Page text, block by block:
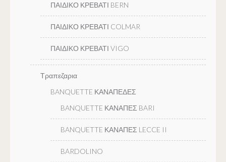
ΠΑΙΔΙΚΟ ΚΡΕΒΑΤΙ BERN
ΠΑΙΔΙΚΟ ΚΡΕΒΑΤΙ COLMAR
ΠΑΙΔΙΚΟ ΚΡΕΒΑΤΙ VIGO
Τραπεζαρια
BANQUETTE ΚΑΝΑΠΕΔΕΣ
BANQUETTE ΚΑΝΑΠΕΣ BARI
BANQUETTE ΚΑΝΑΠΕΣ LECCE II
BARDOLINO